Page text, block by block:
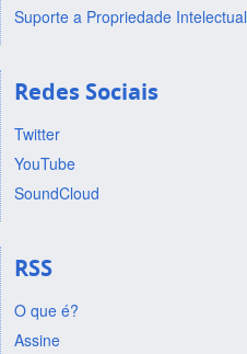
Suporte a Propriedade Intelectual
Redes Sociais
Twitter
YouTube
SoundCloud
RSS
O que é?
Assine